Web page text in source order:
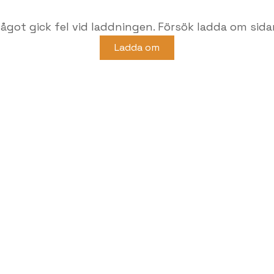
gick fel vid laddningen. Försök ladda om
Ladda om